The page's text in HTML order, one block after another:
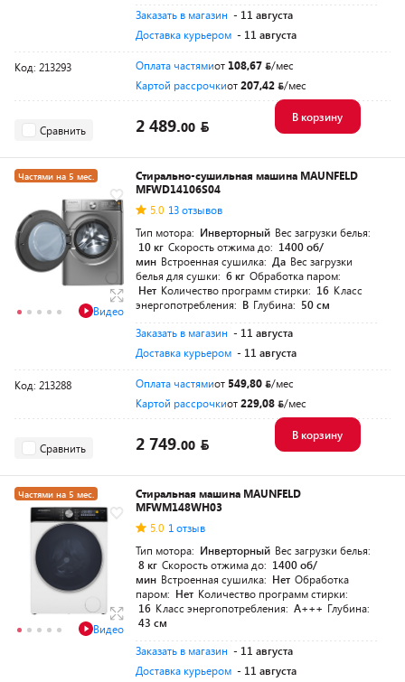
Заказать в магазин - 11 августа
Доставка курьером - 11 августа
Код: 213293 Оплата частямиот 108,67
/мес
Картой рассрочкиот207,42 /мес
Сравнить 2 489.00
В корзину
Частями на 5 мес.
Видео
Стирально-сушильная машина MAUNFELD
MFWD14106S04
5.0 13 отзывов
Тип мотора: Инверторный Вес загрузки белья:
10 кг Скорость отжима до: 1400 об/
мин Встроенная сушилка: Да Вес загрузки
белья для сушки: 6 кг Обработка паром:
Нет Количество программ стирки: 16 Класс
энергопотребления: B Глубина: 50 см
Заказать в магазин - 11 августа
Доставка курьером - 11 августа
Код: 213288 Оплата частямиот 549,80
/мес
Картой рассрочкиот229,08 /мес
Сравнить 2 749.00
В корзину
Частями на 5 мес.
Видео
Стиральная машина MAUNFELD
MFWM148WH03
5.0 1 отзыв
Тип мотора: Инверторный Вес загрузки белья:
8 кг Скорость отжима до: 1400 об/
мин Встроенная сушилка: Нет Обработка
паром: Нет Количество программ стирки:
16 Класс энергопотребления: A+++ Глубина:
43 см
Заказать в магазин - 11 августа
Доставка курьером - 11 августа